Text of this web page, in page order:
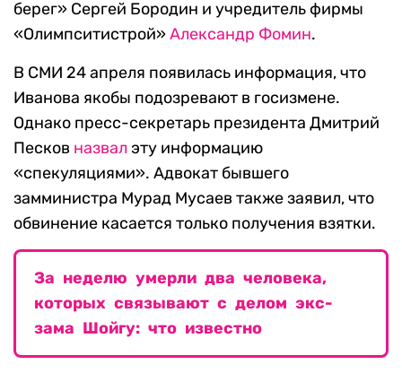
берег» Сергей Бородин и учредитель фирмы
«Олимпситистрой»Александр Фомин.
В СМИ 24 апреля появилась информация, что
Иванова якобы подозревают в госизмене.
Однако пресс-секретарь президента Дмитрий
Песков назвал эту информацию
«спекуляциями». Адвокат бывшего
замминистра Мурад Мусаев также заявил, что
обвинение касается только получения взятки.
За неделю умерли два человека,
которых связывают с делом экс-
зама Шойгу: что известно